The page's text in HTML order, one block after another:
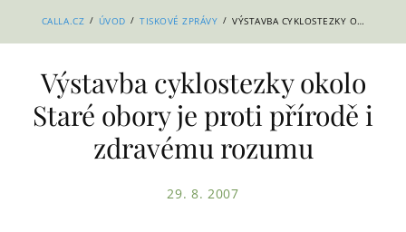
CALLA.CZ / ÚVOD / TISKOVÉ ZPRÁVY / VÝSTAVBA CYKLOSTEZKY OKOLO STARÉ OBORY JE PROTI PŘÍRODĚ I ZDRAVÉMU ROZUMU
Výstavba cyklostezky okolo
Staré obory je proti přírodě i
zdravému rozumu
29. 8. 2007